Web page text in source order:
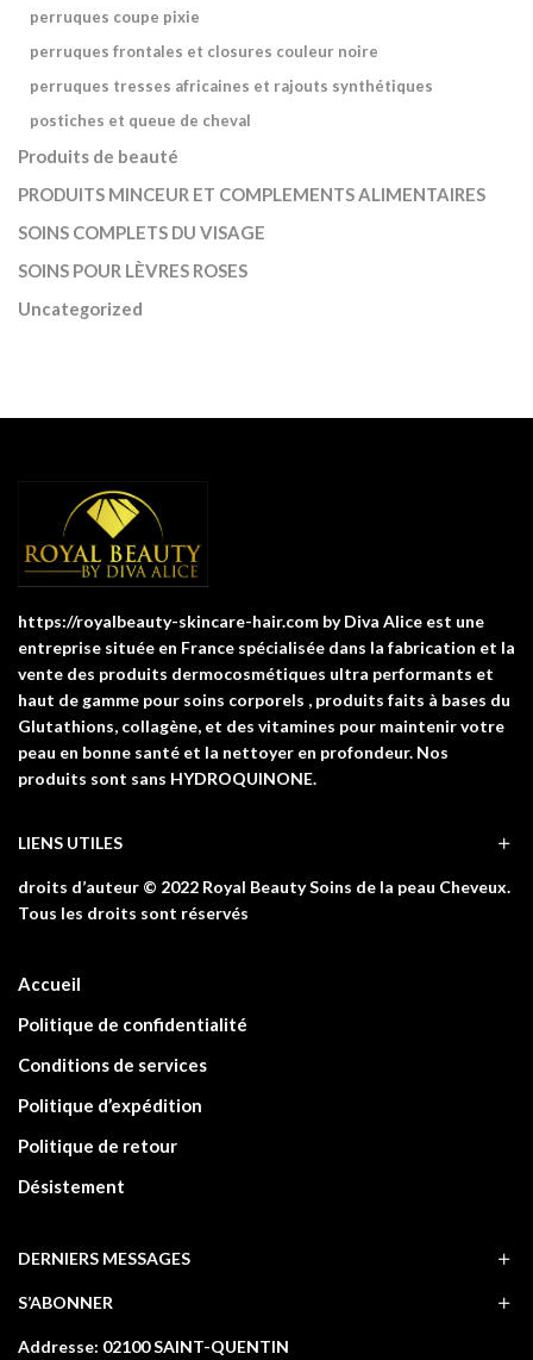
perruques coupe pixie
perruques frontales et closures couleur noire
perruques tresses africaines et rajouts synthétiques
postiches et queue de cheval
Produits de beauté
PRODUITS MINCEUR ET COMPLEMENTS ALIMENTAIRES
SOINS COMPLETS DU VISAGE
SOINS POUR LÈVRES ROSES
Uncategorized
https://royalbeauty-skincare-hair.com by Diva Alice est une
entreprise située en France spécialisée dans la fabrication et la
vente des produits dermocosmétiques ultra performants et
haut de gamme pour soins corporels , produits faits à bases du
Glutathions, collagène, et des vitamines pour maintenir votre
peau en bonne santé et la nettoyer en profondeur. Nos
produits sont sans HYDROQUINONE.
LIENS UTILES
droits d’auteur © 2022 Royal Beauty Soins de la peau Cheveux.
Tous les droits sont réservés
Accueil
Politique de confidentialité
Conditions de services
Politique d’expédition
Politique de retour
Désistement
DERNIERS MESSAGES
S’ABONNER
Addresse: 02100 SAINT-QUENTIN